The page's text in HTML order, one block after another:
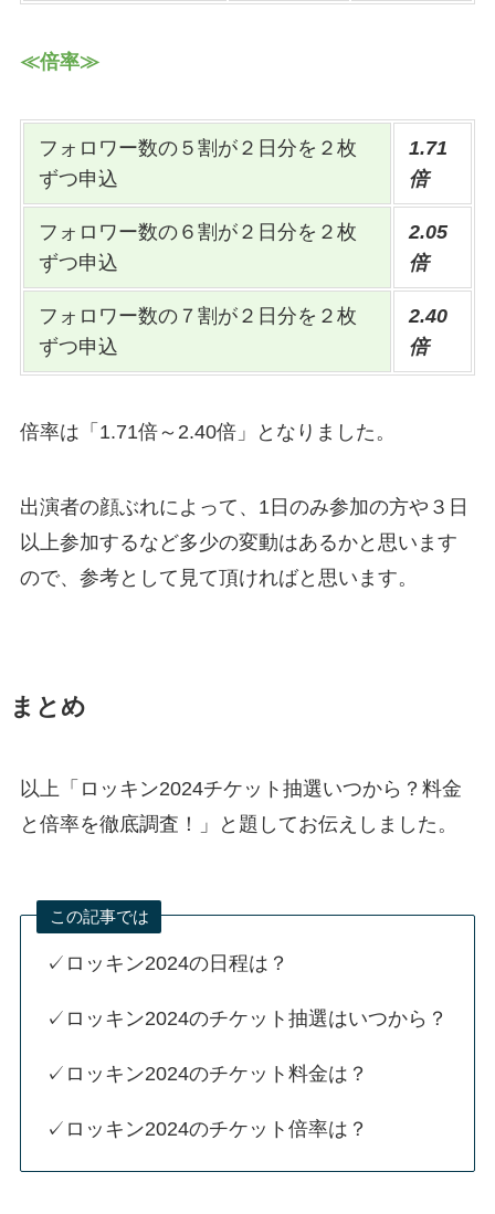
≪倍率≫
フォロワー数の５割が２日分を２枚
ずつ申込
1.71
倍
フォロワー数の６割が２日分を２枚
ずつ申込
2.05
倍
フォロワー数の７割が２日分を２枚
ずつ申込
2.40
倍
倍率は「1.71倍～2.40倍」となりました。
出演者の顔ぶれによって、1日のみ参加の方や３日
以上参加するなど多少の変動はあるかと思います
ので、参考として見て頂ければと思います。
まとめ
以上「ロッキン2024チケット抽選いつから？料金
と倍率を徹底調査！」と題してお伝えしました。
この記事では
✓ロッキン2024の日程は？
✓ロッキン2024のチケット抽選はいつから？
✓ロッキン2024のチケット料金は？
✓ロッキン2024のチケット倍率は？